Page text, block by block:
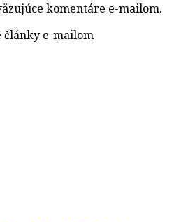
komentáre e-mailom.
články e-mailom